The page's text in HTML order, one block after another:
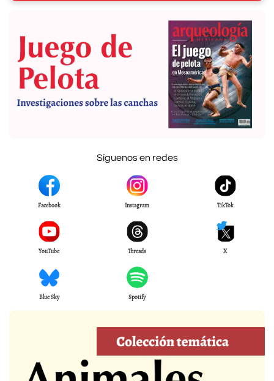
Síguenos en redes
Facebook Instagram TikTok
YouTube Threads X
Blue Sky Spotify